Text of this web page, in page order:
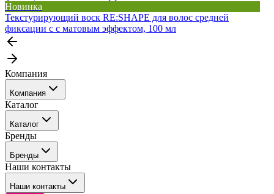
Новинка
Текстурирующий воск RE:SHAPE для волос средней
фиксации с с матовым эффектом, 100 мл
Компания
Компания
События
Покупателю
Каталог
Каталог
Профессиональные средства для окрашивания волос
Сервисные средства
Уход
Стайлинг
Брови и ресницы
Бренды
Бренды
Tefia
Concept
Наши контакты
Наши контакты